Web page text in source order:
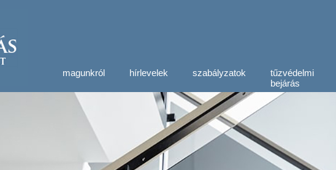
magunkról hírlevelek szabályzatok
tűzvédelmi
bejárás